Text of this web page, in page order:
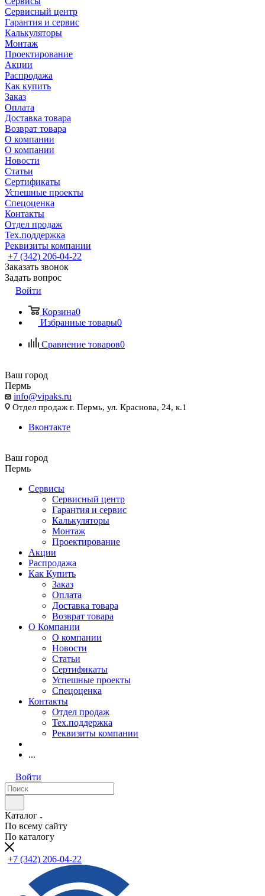
Сервисный центр
Гарантия и сервис
Калькуляторы
Монтаж
Проектирование
Акции
Распродажа
Как купить
Заказ
Оплата
Доставка товара
Возврат товара
О компании
О компании
Новости
Статьи
Сертификаты
Успешные проекты
Спецоценка
Контакты
Отдел продаж
Тех.поддержка
Реквизиты компании
+7 (342) 206-04-22
Заказать звонок
Задать вопрос
Войти
Корзина0
Избранные товары0
Сравнение товаров0
Ваш город
Пермь
info@vipaks.ru
Отдел продаж г. Пермь, ул. Краснова, 24, к.1
Вконтакте
Ваш город
Пермь
Сервисы
Сервисный центр
Гарантия и сервис
Калькуляторы
Монтаж
Проектирование
Акции
Распродажа
Как Купить
Заказ
Оплата
Доставка товара
Возврат товара
О Компании
О компании
Новости
Статьи
Сертификаты
Успешные проекты
Спецоценка
Контакты
Отдел продаж
Тех.поддержка
Реквизиты компании
...
Войти
Каталог
По всему сайту
По каталогу
+7 (342) 206-04-22